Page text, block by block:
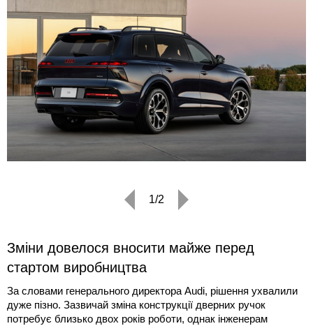
1/2
Зміни довелося вносити майже перед
стартом виробництва
За словами генерального директора Audi, рішення ухвалили
дуже пізно. Зазвичай зміна конструкції дверних ручок
потребує близько двох років роботи, однак інженерам